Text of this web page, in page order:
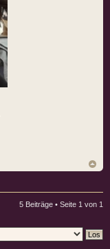
5 Beiträge • Seite 1 von 1